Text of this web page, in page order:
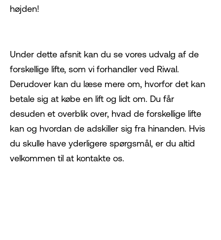
højden!
Under dette afsnit kan du se vores udvalg af de
forskellige lifte, som vi forhandler ved Riwal.
Derudover kan du læse mere om, hvorfor det kan
betale sig at købe en lift og lidt om. Du får
desuden et overblik over, hvad de forskellige lifte
kan og hvordan de adskiller sig fra hinanden. Hvis
du skulle have yderligere spørgsmål, er du altid
velkommen til at kontakte os.